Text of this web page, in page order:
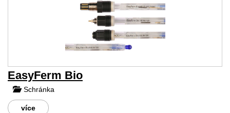
EasyFerm Bio
Schránka
více